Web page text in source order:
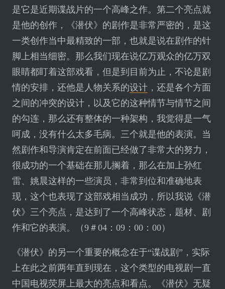
是它是近期谍战片的一个高峰之作。第二个亮点就
是他的创作，《潜伏》的剧作是非常严密的，是这
一类创作当中最精致的一部，也就是说在剧作的针
脚上相当细密。那么我们现在说亿万观众的亿万双
眼睛都盯着这部戏看，但是到目前为止，不论是剧
情的安排，还他是人物关系的设计 ，还是各个方面
之间的冲突的设计，以及它的这种情节与情节之间
的勾连，那么还有整体的一种架构，我觉得是一气
呵成，没有什么太多毛病。三个就是他的表演。当
然剧作和导演肯定在前面已经做了非常大的努力，
很成功的一个基础在那儿搁着，那么在加上孙红
雷、姚晨这样的一些演员，非常到位和准确地表
现，这个也表现了这部戏相当成功，所以我说《潜
伏》三个亮点，是达到了一个高峰状态，题材、剧
作和它的表演。（9＃04：09：00：00）
《潜伏》的另一个重要的概念在于“谍战剧”，实际
上在此之前两年直到现在，这个类型的电视剧一直
中国电视荧屏上最大的亮点和看点。《潜伏》无疑